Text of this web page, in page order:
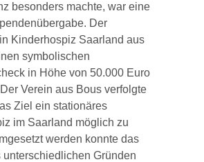
besonders machte, war eine
Der
Kinderhospiz Saarland aus
symbolischen
in Höhe von 50.000 Euro
Verein aus Bous verfolgte
Ziel ein stationäres
im Saarland möglich zu
werden konnte das
unterschiedlichen Gründen